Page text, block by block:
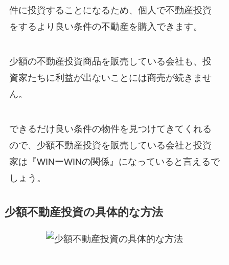
件に投資することになるため、個人で不動産投資
をするより良い条件の不動産を購入できます。
少額の不動産投資商品を販売している会社も、投
資家たちに利益が出ないことには商売が続きませ
ん。
できるだけ良い条件の物件を見つけてきてくれる
ので、少額不動産投資を販売している会社と投資
家は『WINーWINの関係』になっていると言えるで
しょう。
少額不動産投資の具体的な方法